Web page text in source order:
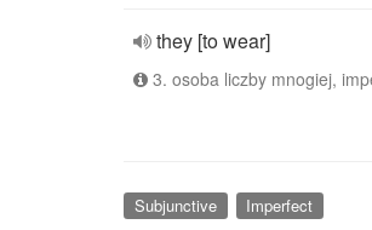
they [to wear]
3. osoba liczby mnogiej,
Subjunctive Imperfect